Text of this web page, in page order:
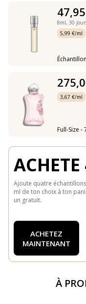
8ml, 30
5,99 €/ml
3,67 €/ml
Full-Size -
ACHETE
Ajoute quatre
ml de ton choix à ton
un gratuit.
ACHETEZ
MAINTENANT
À